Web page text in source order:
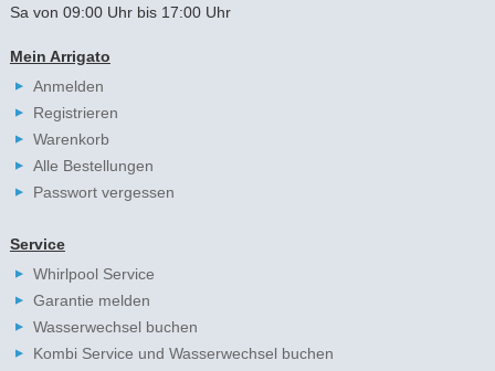
Sa von 09:00 Uhr bis 17:00 Uhr
Mein Arrigato
Anmelden
Registrieren
Warenkorb
Alle Bestellungen
Passwort vergessen
Service
Whirlpool Service
Garantie melden
Wasserwechsel buchen
Kombi Service und Wasserwechsel buchen